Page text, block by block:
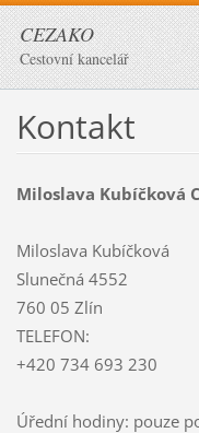
CEZAKO
Cestovní kancelář
Kontakt
Miloslava Kubíčková
Miloslava Kubíčková
Slunečná 4552
760 05 Zlín
TELEFON:
+420 734 693 230
Úřední hodiny: pouze